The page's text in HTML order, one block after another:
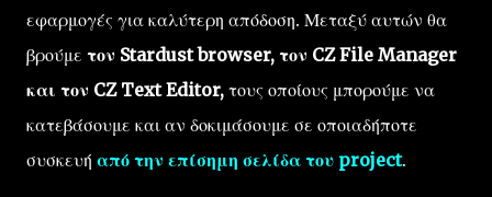
εφαρμογές για καλύτερη απόδοση. Μεταξύ αυτών θα
βρούμε τον Stardust browser, τον CZ File Manager
και τον CZ Text Editor, τους οποίους μπορούμε να
κατεβάσουμε και αν δοκιμάσουμε σε οποιαδήποτε
συσκευή από την επίσημη σελίδα του project.